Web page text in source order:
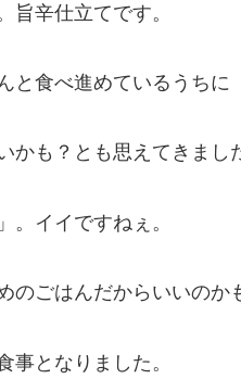
旨辛仕立てです。
と食べ進めているうちに
かも？とも思えてきまし
。イイですねぇ。
のごはんだからいいのか
事となりました。